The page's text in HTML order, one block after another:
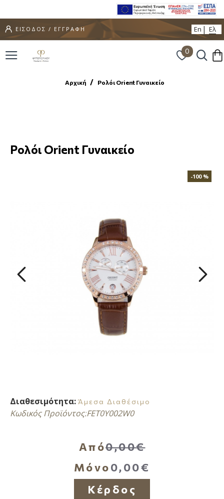
ΕΙΣΟΔΟΣ / ΕΓΓΡΑΦΗ En Ελ
0
Αρχική Ρολόι Orient Γυναικείο
Ρολόι Orient Γυναικείο
-100 %
Διαθεσιμότητα: Άμεσα Διαθέσιμο
Κωδικός Προϊόντος:FET0Y002W0
Από0,00€
Μόνο0,00€
Κέρδος